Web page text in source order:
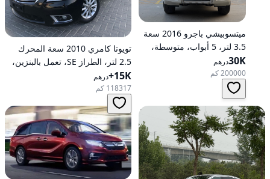
ميتسوبيشي باجرو 2016 سعة
3.5 لتر، 5 أبواب، متوسطة،
تعمل بالبنزين، أوتوماتيكية، دفع
رباعي
30Kدرهم
200000 كم
تويوتا كامري 2010 سعة المحرك
2.5 لتر، الطراز SE، تعمل بالبنزين،
أوتوماتيكية، دفع أمامي
15K+ درهم
118317 كم